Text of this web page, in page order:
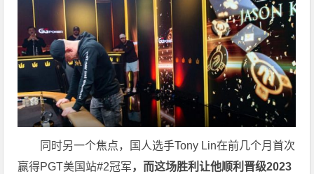
同时另一个焦点，国人选手Tony Lin在前几个月首次
赢得PGT美国站#2冠军，而这场胜利让他顺利晋级2023